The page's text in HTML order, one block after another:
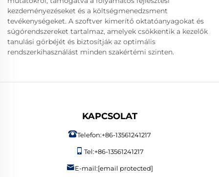
kezdeményezéseket és a költségmenedzsment
tevékenységeket. A szoftver kimerítő oktatóanyagokat és
súgórendszereket tartalmaz, amelyek csökkentik a kezelők
tanulási görbéjét és biztosítják az optimális
rendszerkihasználást minden szakértémi szinten.
KAPCSOLAT
Telefon:+86-13561241217
Tel:+86-13561241217
E-mail:[email protected]